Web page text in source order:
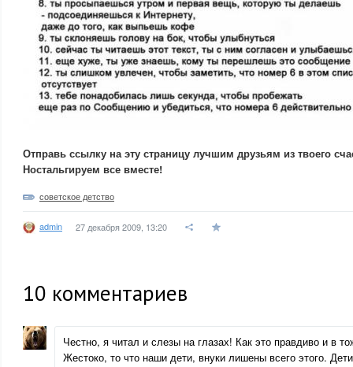
Отправь ссылку на эту страницу лучшим друзьям из твоего
Ностальгируем все вместе!
советское детство
admin 27 декабря 2009, 13:20
10 комментариев
Честно, я читал и слезы на глазах! Как это правдиво и в
Жестоко, то что наши дети, внуки лишены всего этого.